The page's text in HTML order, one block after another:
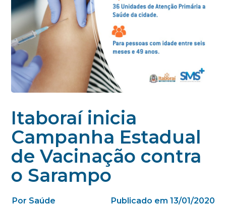
Itaboraí inicia
Campanha Estadual
de Vacinação contra
o Sarampo
Por Saúde Publicado em 13/01/2020